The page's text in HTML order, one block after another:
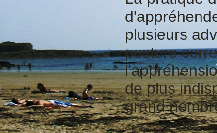
plusieurs
posture
de plus
grand